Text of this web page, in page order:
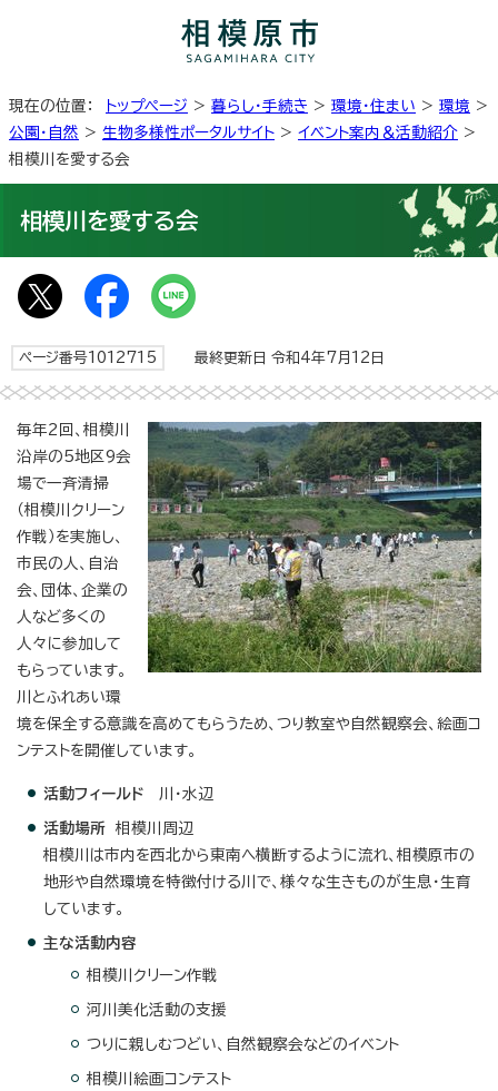
現在の位置： トップページ > 暮らし・手続き > 環境・住まい > 環境 >
公園・自然 > 生物多様性ポータルサイト > イベント案内＆活動紹介 >
相模川を愛する会
相模川を愛する会
ページ番号1012715 最終更新日 令和4年7月12日
毎年2回、相模川
沿岸の5地区9会
場で一斉清掃
（相模川クリーン
作戦）を実施し、
市民の人、自治
会、団体、企業の
人など多くの
人々に参加して
もらっています。
川とふれあい環
境を保全する意識を高めてもらうため、つり教室や自然観察会、絵画コ
ンテストを開催しています。
活動フィールド 川・水辺
活動場所 相模川周辺
相模川は市内を西北から東南へ横断するように流れ、相模原市の
地形や自然環境を特徴付ける川で、様々な生きものが生息・生育
しています。
主な活動内容
相模川クリーン作戦
河川美化活動の支援
つりに親しむつどい、自然観察会などのイベント
相模川絵画コンテスト